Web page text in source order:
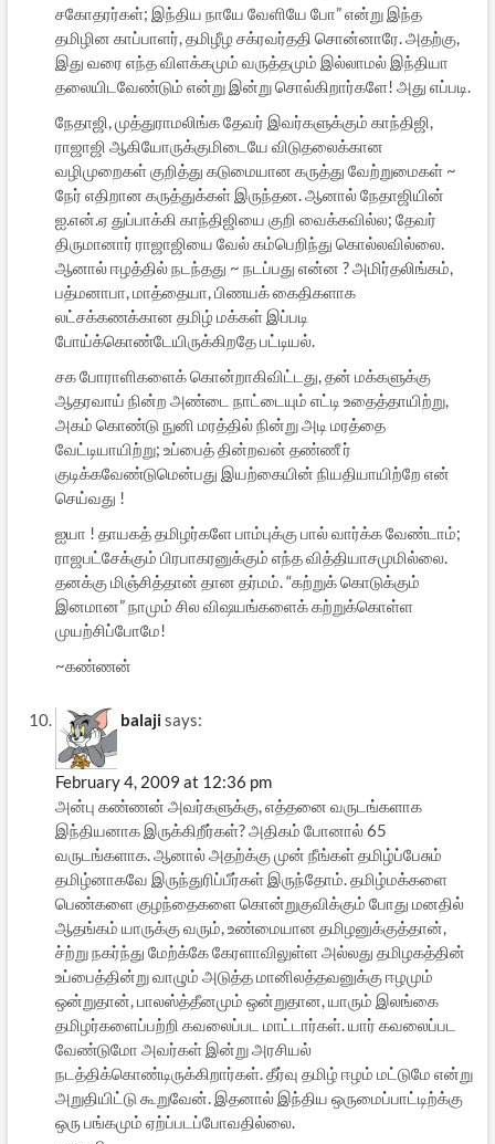
சகோதரர்கள்; இந்திய நாயே வேளியே போ” என்று இந்த
தமிழின காப்பாளர், தமிழீழ சக்ரவர்ததி சொன்னாரே. அதற்கு,
இது வரை எந்த விளக்கமும் வருத்தமும் இல்லாமல் இந்தியா
தலையிடவேண்டும் என்று இன்று சொல்கிறார்களே! அது எப்படி.
நேதாஜி, முத்துராமலிங்க தேவர் இவர்களுக்கும் காந்திஜி,
ராஜாஜி ஆகியோருக்குமிடையே விடுதலைக்கான
வழிமுறைகள் குறித்து கடுமையான கருத்து வேற்றுமைகள் ~
நேர் எதிறான கருத்துக்கள் இருந்தன. ஆனால் நேதாஜியின்
ஐ.என்.ஏ துப்பாக்கி காந்திஜியை குறி வைக்கவில்ல; தேவர்
திருமானார் ராஜாஜியை வேல் கம்பெறிந்து கொல்லவில்லை.
ஆனால் ஈழத்தில் நடந்தது ‍~ நடப்பது என்ன ? அமிர்தலிங்கம்,
பத்மனாபா, மாத்தையா, பிணயக் கைதிகளாக
லட்சக்கணக்கான தமிழ் மக்கள் இப்படி
போய்க்கொண்டேயிருக்கிறதே பட்டியல்.
சக போராளிகளைக் கொன்றாகிவிட்டது, தன் மக்களுக்கு
ஆதரவாய் நின்ற அண்டை நாட்டையும் எட்டி உதைத்தாயிற்று,
அகம் கொண்டு நுனி மரத்தில் நின்று அடி மரத்தை
வேட்டியாயிற்று; உப்பைத் தின்றவன் தண்ணீ ர்
குடிக்கவேண்டுமென்பது இயற்கையின் நியதியாயிற்றே என்
செய்வது !
ஐயா ! தாயகத் தமிழர்களே பாம்புக்கு பால் வார்க்க வேண்டாம்;
ராஜபட்சேக்கும் பிரபாகரனுக்கும் எந்த வித்தியாசமுமில்லை.
தனக்கு மிஞ்சித்தான் தான தர்மம். “கற்றுக் கொடுக்கும்
இனமான” நாமும் சில விஷயங்களைக் கற்றுக்கொள்ள
முயற்சிப்போமே!
~கண்ணன்
balajisays:
February 4, 2009 at 12:36 pm
அன்பு கண்ணன் அவர்களுக்கு, எத்தனை வருடங்களாக
இந்தியனாக இருக்கிறீர்கள்? அதிகம் போனால் 65
வருடங்களாக. ஆனால் அதற்க்கு முன் நீங்கள் தமிழ்ப்பேசும்
தமிழ்னாகவே இருந்துரிப்பீர்கள் இருந்தோம். தமிழ்மக்களை
பெண்களை குழந்தைகளை கொன்றுகுவிக்கும் போது மனதில்
ஆதங்கம் யாருக்கு வரும், உண்மையான தமிழனுக்குத்தான்,
ச்ற்று நகர்ந்து மேற்க்கே கேரளாவிலுள்ள அல்லது தமிழகத்தின்
உப்பைத்தின்று வாழும் அடுத்த மானிலத்தவனுக்கு ஈழமும்
ஒன்றுதான், பாலஸ்த்தீனமும் ஒன்றுதான, யாரும் இலங்கை
தமிழர்களைப்பற்றி கவலைப்பட மாட்டார்கள். யார் கவலைப்பட
வேண்டுமோ அவர்கள் இன்று அரசியல்
நடத்திக்கொண்டிருக்கிறார்கள். தீர்வு தமிழ் ஈழம் மட்டுமே என்று
அறுதியிட்டு கூறுவேன். இதனால் இந்திய ஒருமைப்பாட்டிற்க்கு
ஒரு பங்கமும் ஏற்ப்படப்போவதில்லை.